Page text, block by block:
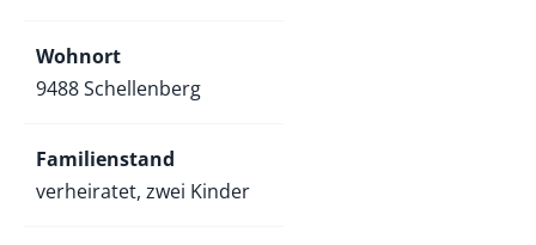
Wohnort
9488 Schellenberg
Familienstand
verheiratet, zwei Kinder